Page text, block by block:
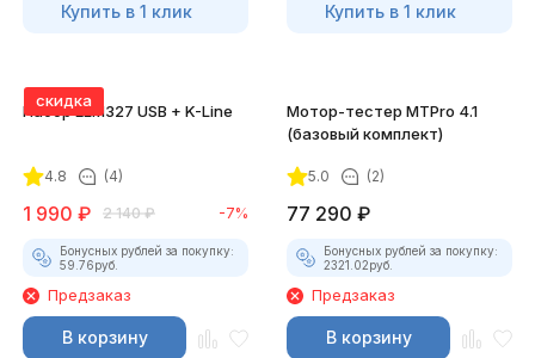
Купить в 1 клик Купить в 1 клик
скидка
Набор ELM327 USB + K-Line
4.8 (4)
1 990 ₽ 2 140 ₽ -7%
Бонусных рублей за покупку:
59.76руб.
Предзаказ
В корзину
Мотор-тестер MTPro 4.1
(базовый комплект)
5.0 (2)
77 290 ₽
Бонусных рублей за покупку:
2321.02руб.
Предзаказ
В корзину